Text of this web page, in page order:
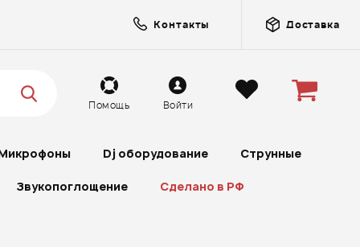
Контакты Доставка
Помощь Войти
Dj оборудование Струнные
Звукопоглощение Сделано в РФ